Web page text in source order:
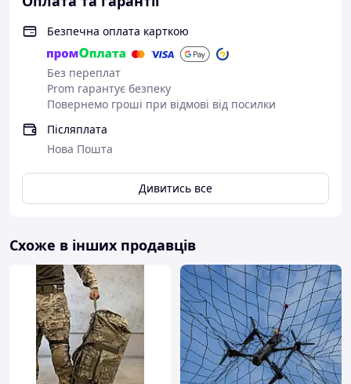
звертайтеся до нашої служби підтримки.
Контакти:
Служба підтримки: (+380) 63-882-53-53
Відвідайте наш магазин: baumstore.prom.ua
Безпечна оплата карткою
Без переплат
Prom гарантує безпеку
Повернемо гроші при відмові від посилки
Післяплата
Нова Пошта
Дивитись все
Схоже в інших продавців